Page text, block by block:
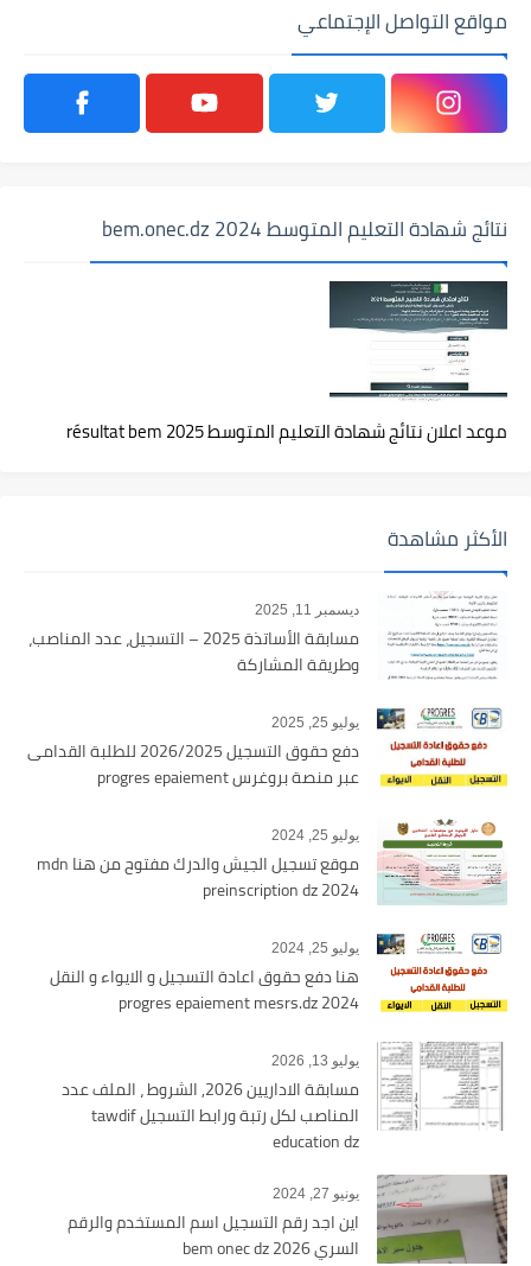
مواقع التواصل الإجتماعي
نتائج شهادة التعليم المتوسط 2024 bem.onec.dz
موعد اعلان نتائج شهادة التعليم المتوسط 2025 résultat bem
الأكثر مشاهدة
ديسمبر 11, 2025
مسابقة الأساتذة 2025 – التسجيل، عدد المناصب،
وطريقة المشاركة
يوليو 25, 2025
دفع حقوق التسجيل 2026/2025 للطلبة القدامى
عبر منصة بروغرس progres epaiement
يوليو 25, 2024
موقع تسجيل الجيش والدرك مفتوح من هنا mdn
preinscription dz 2024
يوليو 25, 2024
هنا دفع حقوق اعادة التسجيل و الايواء و النقل
2024 progres epaiement mesrs.dz
يوليو 13, 2026
مسابقة الاداريين 2026, الشروط ، الملف عدد
المناصب لكل رتبة ورابط التسجيل tawdif
education dz
يونيو 27, 2024
اين اجد رقم التسجيل اسم المستخدم والرقم
السري bem onec dz 2026